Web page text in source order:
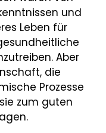
und
Leben für
Aber
die
Prozesse
zum guten